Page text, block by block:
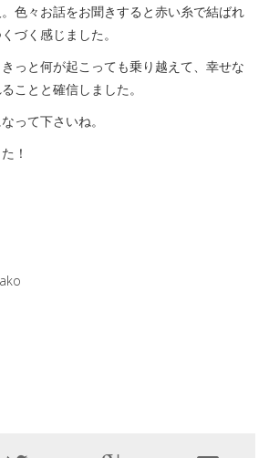
色々お話をお聞きすると赤い糸で結ばれ
づく感じました。
っと何が起こっても乗り越えて、幸せな
ことと確信しました。
って下さいね。
！